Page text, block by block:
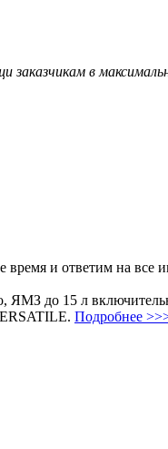
заказчикам в
и ответим на все
ЯМЗ до 15 л
Подробнее